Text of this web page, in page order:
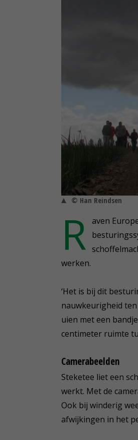
© Han Reindsen
R aven
werken.
‘Het is bij dit
nauwkeurigheid ten
uien met een
centimeter ruimte
Camerabeelden
Steketee liet een
werkt. Met de
Ook bij winderig
afwijkingen in het